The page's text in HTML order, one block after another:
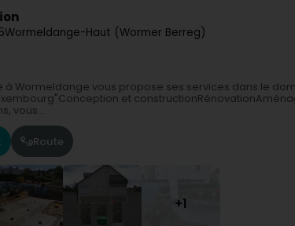
Wormeldange-Haut (Wormer Berreg)
à Wormeldange vous propose ses services dans le
et
vous...
Route
+1